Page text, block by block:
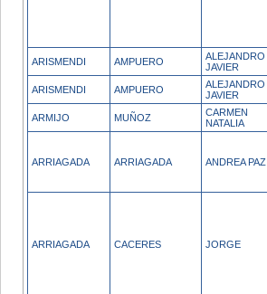
ARISMENDI AMPUERO
ALEJANDRO
JAVIER
ARISMENDI AMPUERO
ALEJANDRO
JAVIER
ARMIJO MUÑOZ
CARMEN
NATALIA
ARRIAGADA ARRIAGADA ANDREA PAZ
ARRIAGADA CACERES JORGE